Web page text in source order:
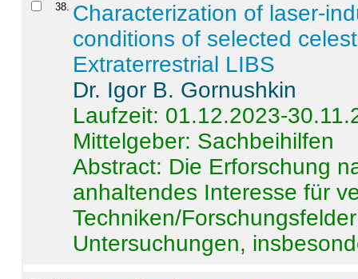
38. Characterization of laser-
conditions of selected
Extraterrestrial LIBS
Dr. Igor B. Gornushkin
Laufzeit: 01.12.2023-
Mittelgeber: Sachbeihilfen
Abstract: Die Erforschung
anhaltendes Interesse für
Techniken/
Untersuchungen,